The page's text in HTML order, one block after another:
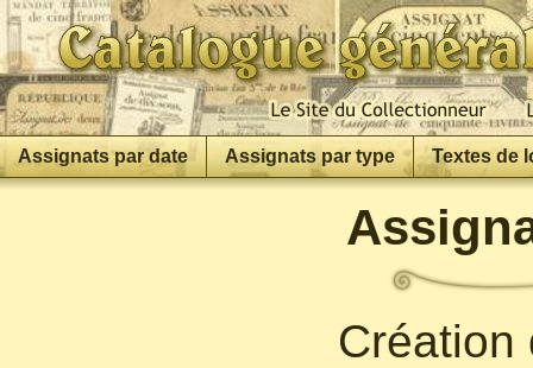
Assignats par date Assignats par type Textes de
Création